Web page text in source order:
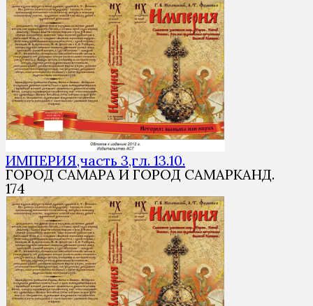
ИМПЕРИЯ,часть 3,гл. 13.10.
ГОРОД САМАРА И ГОРОД САМАРКАНД.
174